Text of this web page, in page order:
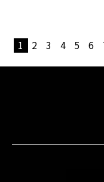
1 2 3 4 5 6